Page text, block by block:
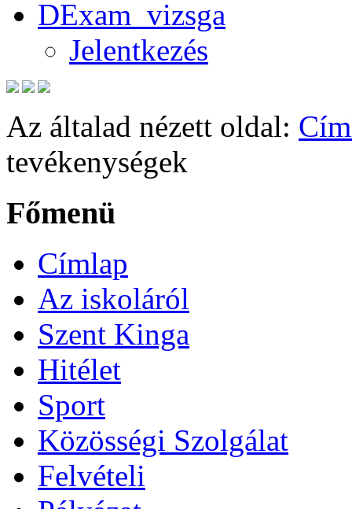
DExam_vizsga
Jelentkezés
Az általad nézett oldal:
tevékenységek
Főmenü
Címlap
Az iskoláról
Szent Kinga
Hitélet
Sport
Közösségi Szolgálat
Felvételi